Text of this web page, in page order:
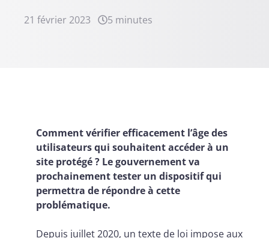
21 février 2023 5 minutes
Comment vérifier efficacement l’âge des
utilisateurs qui souhaitent accéder à un
site protégé ? Le gouvernement va
prochainement tester un dispositif qui
permettra de répondre à cette
problématique.
Depuis juillet 2020, un texte de loi impose aux